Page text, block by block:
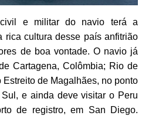
e militar do navio terá a
rica cultura desse país anfitrião
de boa vontade. O navio já
Cartagena, Colômbia; Rio de
de Magalhães, no ponto
e ainda deve visitar o Peru
de registro, em San Diego.